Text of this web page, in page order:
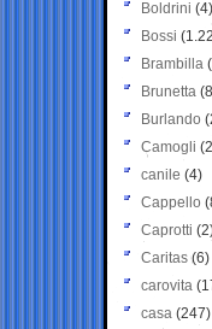
Boldrini (4)
Bossi
Brambilla
Brunetta
Burlando
Camogli
canile (4)
Cappello
Caprotti
Caritas (6)
carovita
casa (247)